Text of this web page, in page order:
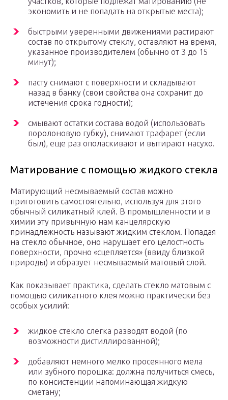
экономить и не попадать на открытые места);
быстрыми уверенными движениями растирают
состав по открытому стеклу, оставляют на время,
указанное производителем (обычно от 3 до 15
минут);
пасту снимают с поверхности и складывают
назад в банку (свои свойства она сохранит до
истечения срока годности);
смывают остатки состава водой (использовать
поролоновую губку), снимают трафарет (если
был), еще раз ополаскивают и вытирают насухо.
Матирование с помощью жидкого стекла
Матирующий несмываемый состав можно
приготовить самостоятельно, используя для этого
обычный силикатный клей. В промышленности и в
химии эту привычную нам канцелярскую
принадлежность называют жидким стеклом. Попадая
на стекло обычное, оно нарушает его целостность
поверхности, прочно «сцепляется» (ввиду близкой
природы) и образует несмываемый матовый слой.
Как показывает практика, сделать стекло матовым с
помощью силикатного клея можно практически без
особых усилий:
жидкое стекло слегка разводят водой (по
возможности дистиллированной);
добавляют немного мелко просеянного мела
или зубного порошка: должна получиться смесь,
по консистенции напоминающая жидкую
сметану;